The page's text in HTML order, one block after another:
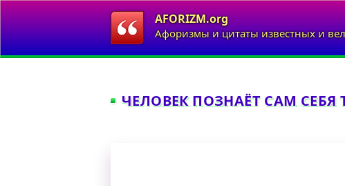
AFORIZM.org
Афоризмы и цитаты известных и
ЧЕЛОВЕК ПОЗНАЁТ САМ СЕБЯ